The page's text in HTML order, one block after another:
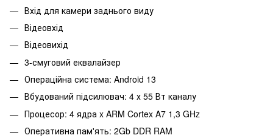
Вхід для камери заднього виду
Відеовхід
Відеовихід
3-смуговий еквалайзер
Операційна система: Android 13
Вбудований підсилювач: 4 х 55 Вт каналу
Процесор: 4 ядра x ARM Cortex A7 1,3 GHz
Оперативна пам'ять: 2Gb DDR RAM